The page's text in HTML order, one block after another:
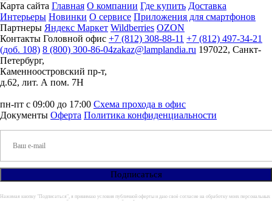
Карта сайта Главная О компании Где купить Доставка
Интерьеры Новинки О сервисе Приложения для смартфонов
Партнеры Яндекс Маркет Wildberries OZON
Контакты Головной офис +7 (812) 308-88-11 +7 (812) 497-34-21
(доб. 108) 8 (800) 300-86-04zakaz@lamplandia.ru 197022, Санкт-
Петербург,
Каменноостровский пр-т,
д.62, лит. А пом. 7Н
пн-пт с 09:00 до 17:00 Схема прохода в офис
Документы Оферта Политика конфиденциальности
Нажимая кнопку "Подписаться", я принимаю условия публичной оферты и даю своё согласие на обработку моих персональных